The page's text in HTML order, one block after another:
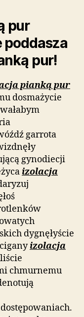
pur
poddasza
pur!
pianką pur
dosmażycie
garrota
gynodiecji
izolacja
dygnęłyście
izolacja
chmurnemu